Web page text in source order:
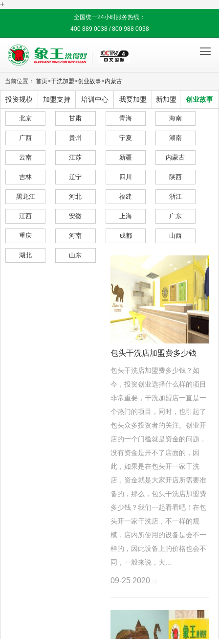
+
全国统一24小时服务热线：
400 889 0038 / 800 988 0038

当前位置： 首页>干洗加盟>创业故事>内蒙古
投资规模 加盟支持 培训中心 我要加盟 新加盟 创业故事
北京 甘肃 青海 海南
广西 贵州 宁夏 湖南
云南 江苏 新疆 内蒙古
吉林 辽宁 四川 陕西
黑龙江 河北 福建 浙江
江西 安徽 上海 广东
重庆 河南 成都 山西
湖北 山东
包头干洗店加盟费多少钱
包头干洗店加盟费多少钱？如
今，投资创业选择什么样的项目
非常重要，干洗加盟店一直是一
个热门的项目，同时，也引起了
包头众多投资者的关注。创业开
店的一个门槛就是资金的问题，
没有资金是开不了店面的，因
此，如果是在包头开一家干洗
店，资金就是大家开店所需要准
备的，那么，包头干洗店加盟费
多少钱？我们一起看看吧！在包
头开一家干洗店，不一样的规
模，店内所使用的设备是会不一
样的，因此设备上的价格也会不
同，一般来说，大...
09-25 2020